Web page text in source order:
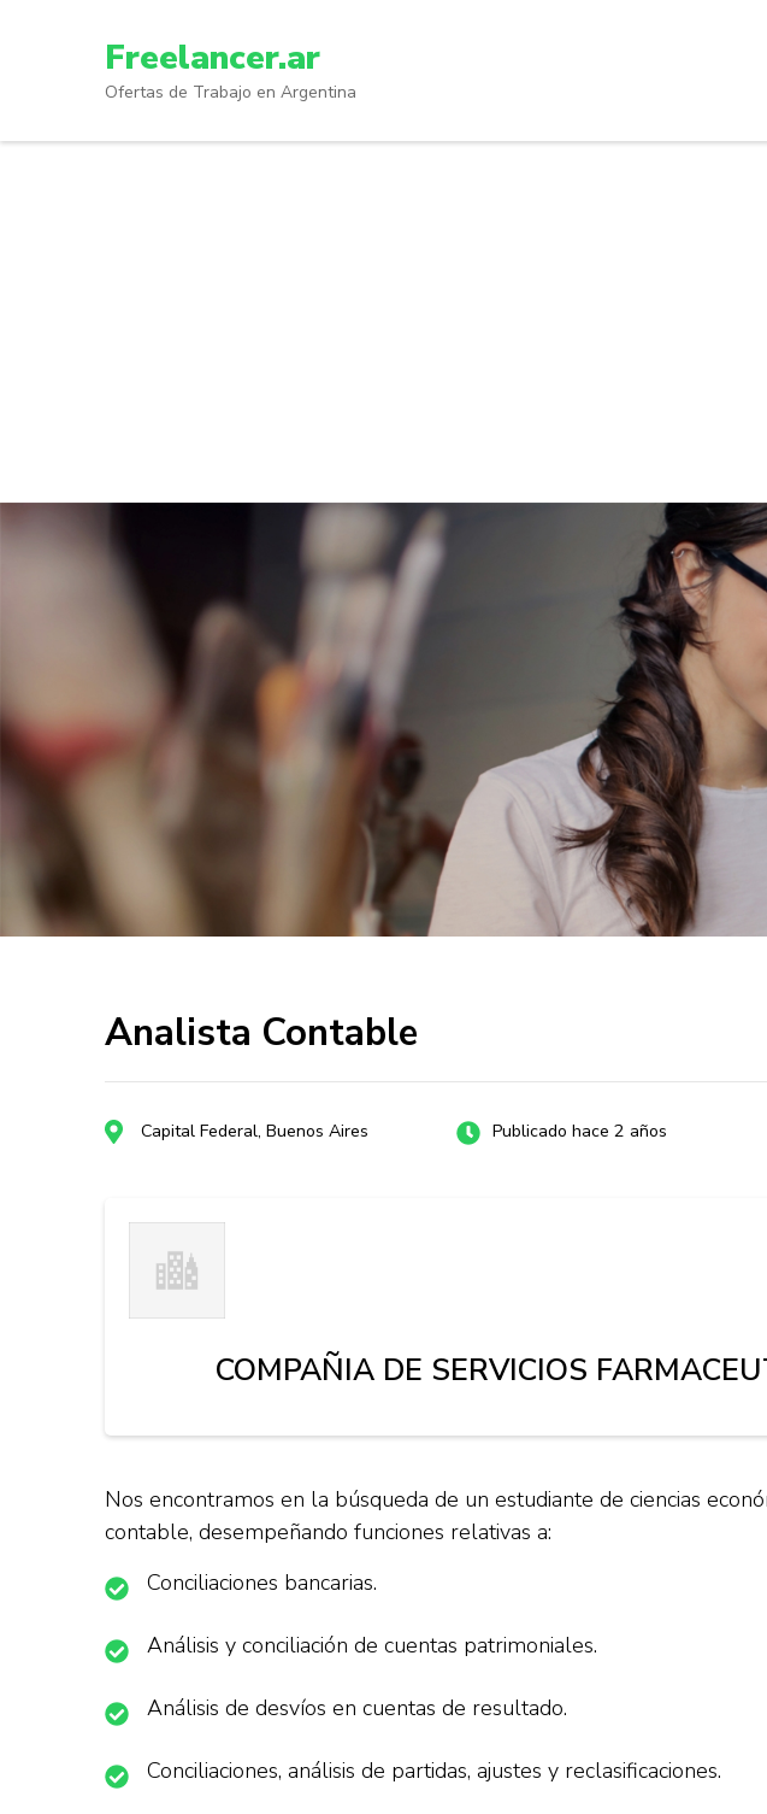
Enter)
Freelancer.ar
Ofertas de Trabajo en Argentina
Analista Contable
Capital Federal, Buenos Aires Publicado hace 2 años
COMPAÑIA DE SERVICIOS
Nos encontramos en la búsqueda de un estudiante de ciencias
contable, desempeñando funciones relativas a:
Conciliaciones bancarias.
Análisis y conciliación de cuentas patrimoniales.
Análisis de desvíos en cuentas de resultado.
Conciliaciones, análisis de partidas, ajustes y reclasificaciones.